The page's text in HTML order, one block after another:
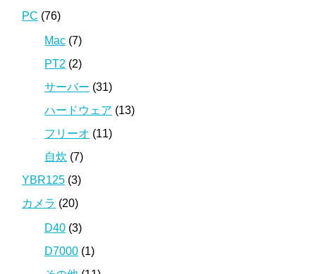
PC (76)
Mac (7)
PT2 (2)
サーバー (31)
ハードウェア (13)
フリーオ (11)
自炊 (7)
YBR125 (3)
カメラ (20)
D40 (3)
D7000 (1)